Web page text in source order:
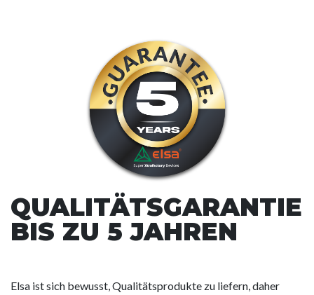
QUALITÄTSGARANTIE
BIS ZU 5 JAHREN
Elsa ist sich bewusst, Qualitätsprodukte zu liefern, daher